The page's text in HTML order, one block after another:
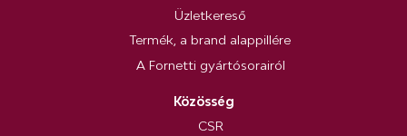
Üzletkereső
Termék, a brand alappillére
A Fornetti gyártósorairól
Közösség
CSR